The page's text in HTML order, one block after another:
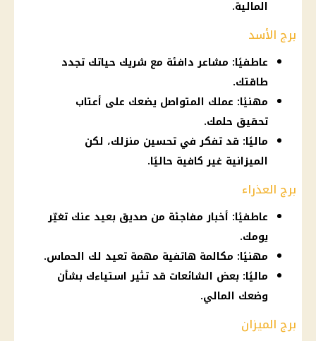
المالية.
برج الأسد
عاطفيًا: مشاعر دافئة مع شريك حياتك تجدد
طاقتك.
مهنيًا: عملك المتواصل يضعك على أعتاب
تحقيق حلمك.
ماليًا: قد تفكر في تحسين منزلك، لكن
الميزانية غير كافية حاليًا.
برج العذراء
عاطفيًا: أخبار مفاجئة من صديق بعيد عنك تغيّر
يومك.
مهنيًا: مكالمة هاتفية مهمة تعيد لك الحماس.
ماليًا: بعض الشائعات قد تثير استياءك بشأن
وضعك المالي.
برج الميزان